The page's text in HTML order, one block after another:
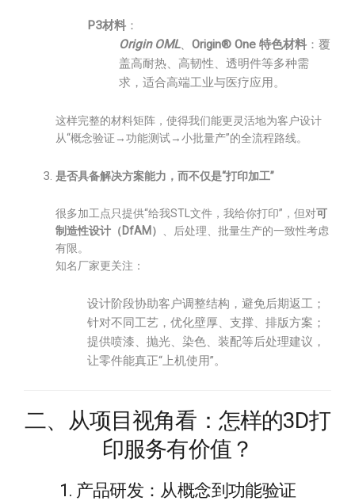
P3材料 ：
Origin OML、 Origin® One 特色材料 ：覆
盖高耐热、高韧性、透明件等多种需
求，适合高端工业与医疗应用。
这样完整的材料矩阵，使得我们能更灵活地为客户设计
从“概念验证→功能测试→小批量产”的全流程路线。
是否具备解决方案能力，而不仅是“打印加工”
很多加工点只提供“给我STL文件，我给你打印”，但对可
制造性设计（DfAM）
、后处理、批量生产的一致性考虑
有限。
知名厂家更关注：
设计阶段协助客户调整结构，避免后期返工；
针对不同工艺，优化壁厚、支撑、排版方案；
提供喷漆、抛光、染色、装配等后处理建议，
让零件能真正“上机使用”。
二、从项目视角看：怎样的3D打
印服务有价值？
1. 产品研发：从概念到功能验证